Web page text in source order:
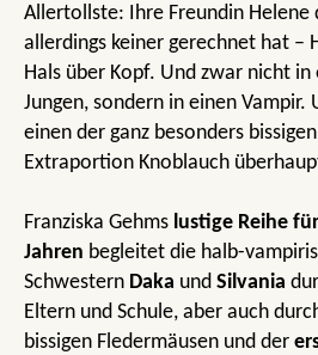
Allertollste: Ihre Freundin
allerdings keiner gerechnet hat –
Hals über Kopf. Und zwar nicht
Jungen, sondern in einen Vampir.
einen der ganz besonders
Extraportion Knoblauch
Franziska Gehms lustige Reihe
Jahren begleitet die halb-
Schwestern Daka und Silvania
Eltern und Schule, aber auch
bissigen Fledermäusen und der